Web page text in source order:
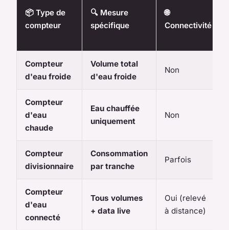
📦 Type de
compteur
🔍 Mesure
spécifique
🌐
Connectivité
Compteur
d'eau froide
Volume total
d'eau froide
Non
Compteur
d'eau
chaude
Eau chauffée
uniquement
Non
Compteur
divisionnaire
Consommation
par tranche
Parfois
Compteur
d'eau
connecté
Tous volumes
+ data live
Oui (relevé
à distance)